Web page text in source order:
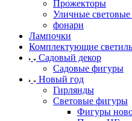
Прожекторы
Уличные
фонари
Лампочки
Комплектующие
Садовый декор
Садовые фигуры
Новый год
Гирлянды
Световые фигуры
Фигуры